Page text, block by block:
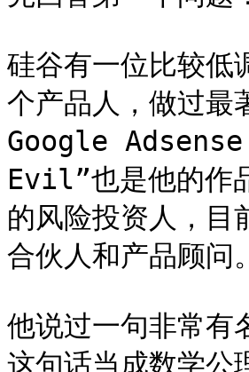
硅谷有一位比较
个产品人，做过
Google Adsense
Evil”也是他的作
的风险投资人，
合伙人和产品顾问。
他说过一句非常有
这句话当成数学